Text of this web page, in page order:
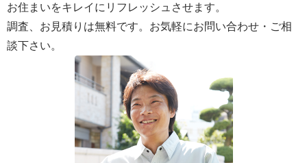
お住まいをキレイにリフレッシュさせます。
調査、お見積りは無料です。お気軽にお問い合わせ・ご相
談下さい。